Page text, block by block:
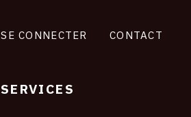
SE CONNECTER CONTACT
SERVICES